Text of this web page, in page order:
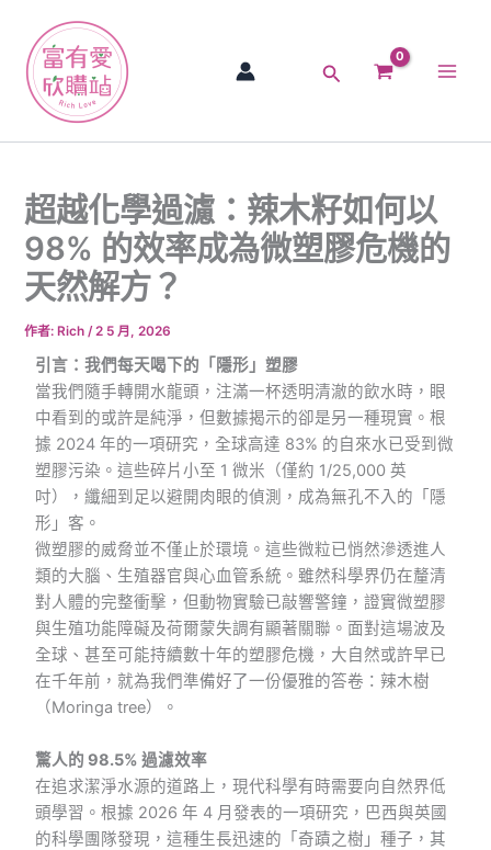
容
搜
超越化學過濾：辣木籽如何以
98% 的效率成為微塑膠危機的
天然解方？
作者: Rich/2 5 月, 2026
引言：我們每天喝下的「隱形」塑膠
當我們隨手轉開水龍頭，注滿一杯透明清澈的飲水時，眼
中看到的或許是純淨，但數據揭示的卻是另一種現實。根
據 2024 年的一項研究，全球高達 83% 的自來水已受到微
塑膠污染。這些碎片小至 1 微米（僅約 1/25,000 英
吋），纖細到足以避開肉眼的偵測，成為無孔不入的「隱
形」客。
微塑膠的威脅並不僅止於環境。這些微粒已悄然滲透進人
類的大腦、生殖器官與心血管系統。雖然科學界仍在釐清
對人體的完整衝擊，但動物實驗已敲響警鐘，證實微塑膠
與生殖功能障礙及荷爾蒙失調有顯著關聯。面對這場波及
全球、甚至可能持續數十年的塑膠危機，大自然或許早已
在千年前，就為我們準備好了一份優雅的答卷：辣木樹
（Moringa tree）。
驚人的 98.5% 過濾效率
在追求潔淨水源的道路上，現代科學有時需要向自然界低
頭學習。根據 2026 年 4 月發表的一項研究，巴西與英國
的科學團隊發現，這種生長迅速的「奇蹟之樹」種子，其